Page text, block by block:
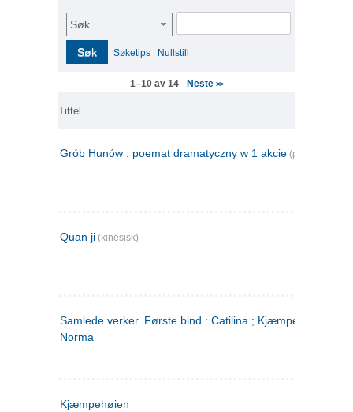
Søk
Søk Søketips Nullstill
1–10 av 14 Neste>>
Tittel
Grób Hunów : poemat dramatyczny w 1 akcie (polsk)
Quan ji (kinesisk)
Samlede verker. Første bind : Catilina ; Kjæmpehøien ;
Norma
Kjæmpehøien